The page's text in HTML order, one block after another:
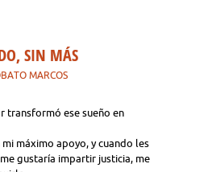
SIN MÁS
MARCOS
transformó ese sueño en
máximo apoyo, y cuando les
gustaría impartir justicia, me